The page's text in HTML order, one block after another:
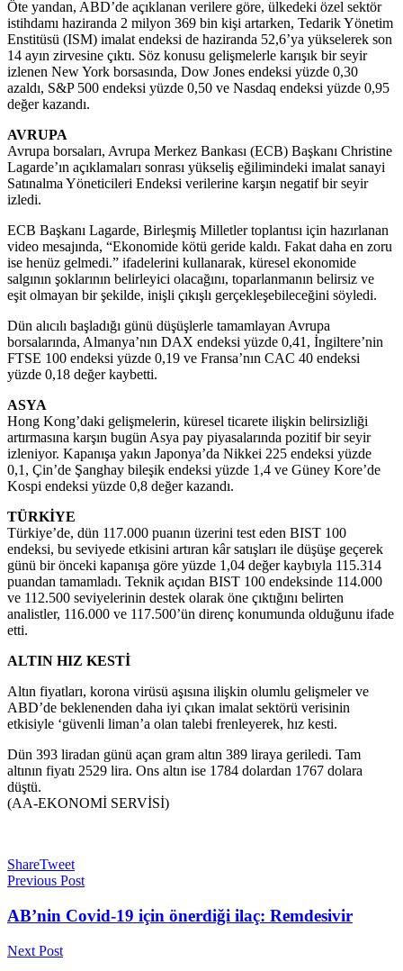
Öte yandan, ABD’de açıklanan verilere göre, ülkedeki özel sektör
istihdamı haziranda 2 milyon 369 bin kişi artarken, Tedarik Yönetim
Enstitüsü (ISM) imalat endeksi de haziranda 52,6’ya yükselerek son
14 ayın zirvesine çıktı. Söz konusu gelişmelerle karışık bir seyir
izlenen New York borsasında, Dow Jones endeksi yüzde 0,30
azaldı, S&P 500 endeksi yüzde 0,50 ve Nasdaq endeksi yüzde 0,95
değer kazandı.
AVRUPA
Avrupa borsaları, Avrupa Merkez Bankası (ECB) Başkanı Christine
Lagarde’ın açıklamaları sonrası yükseliş eğilimindeki imalat sanayi
Satınalma Yöneticileri Endeksi verilerine karşın negatif bir seyir
izledi.
ECB Başkanı Lagarde, Birleşmiş Milletler toplantısı için hazırlanan
video mesajında, “Ekonomide kötü geride kaldı. Fakat daha en zoru
ise henüz gelmedi.” ifadelerini kullanarak, küresel ekonomide
salgının şoklarının belirleyici olacağını, toparlanmanın belirsiz ve
eşit olmayan bir şekilde, inişli çıkışlı gerçekleşebileceğini söyledi.
Dün alıcılı başladığı günü düşüşlerle tamamlayan Avrupa
borsalarında, Almanya’nın DAX endeksi yüzde 0,41, İngiltere’nin
FTSE 100 endeksi yüzde 0,19 ve Fransa’nın CAC 40 endeksi
yüzde 0,18 değer kaybetti.
ASYA
Hong Kong’daki gelişmelerin, küresel ticarete ilişkin belirsizliği
artırmasına karşın bugün Asya pay piyasalarında pozitif bir seyir
izleniyor. Kapanışa yakın Japonya’da Nikkei 225 endeksi yüzde
0,1, Çin’de Şanghay bileşik endeksi yüzde 1,4 ve Güney Kore’de
Kospi endeksi yüzde 0,8 değer kazandı.
TÜRKİYE
Türkiye’de, dün 117.000 puanın üzerini test eden BIST 100
endeksi, bu seviyede etkisini artıran kâr satışları ile düşüşe geçerek
günü bir önceki kapanışa göre yüzde 1,04 değer kaybıyla 115.314
puandan tamamladı. Teknik açıdan BIST 100 endeksinde 114.000
ve 112.500 seviyelerinin destek olarak öne çıktığını belirten
analistler, 116.000 ve 117.500’ün direnç konumunda olduğunu ifade
etti.
ALTIN HIZ KESTİ
Altın fiyatları, korona virüsü aşısına ilişkin olumlu gelişmeler ve
ABD’de beklenenden daha iyi çıkan imalat sektörü verisinin
etkisiyle ‘güvenli liman’a olan talebi frenleyerek, hız kesti.
Dün 393 liradan günü açan gram altın 389 liraya geriledi. Tam
altının fiyatı 2529 lira. Ons altın ise 1784 dolardan 1767 dolara
düştü.
(AA-EKONOMİ SERVİSİ)
ShareTweet
Previous Post
AB’nin Covid-19 için önerdiği ilaç: Remdesivir
Next Post